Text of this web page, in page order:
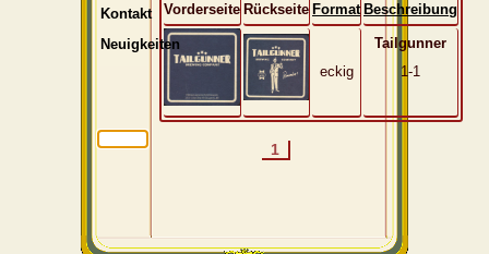
Vorderseite Rückseite Format Beschreibung
eckig
Tailgunner
1-1
1
Kontakt
Neuigkeiten